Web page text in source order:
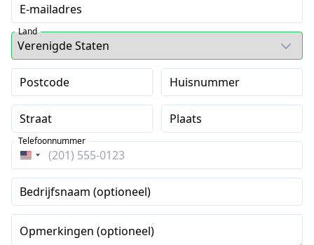
E-mailadres
Land
Postcode Huisnummer
Straat Plaats
Verenigde
Staten
+1
Telefoonnummer
Bedrijfsnaam (optioneel)
Opmerkingen (optioneel)